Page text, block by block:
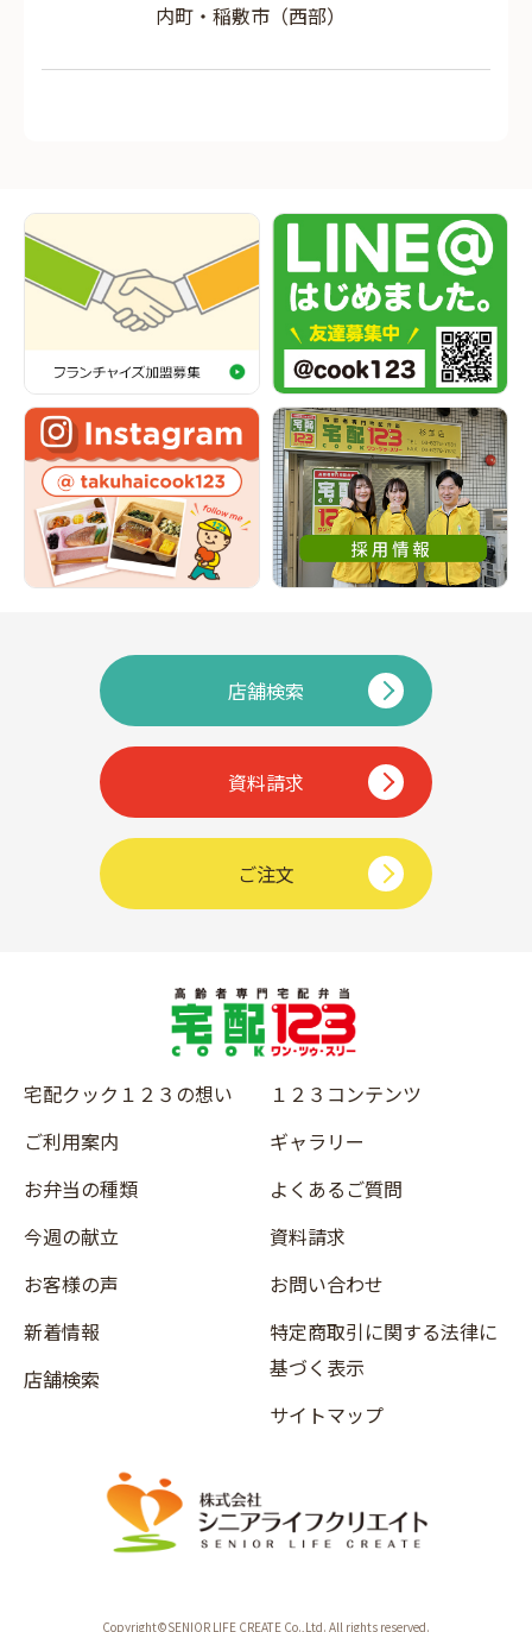
内町・稲敷市（西部）
店舗検索
資料請求
ご注文
宅配クック１２３の想い
ご利用案内
お弁当の種類
今週の献立
お客様の声
新着情報
店舗検索
１２３コンテンツ
ギャラリー
よくあるご質問
資料請求
お問い合わせ
特定商取引に関する法律に
基づく表示
サイトマップ
Copyright©SENIOR LIFE CREATE Co.,Ltd. All rights reserved.